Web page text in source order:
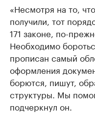
«Несмотря на то,
получили, тот
171 законе, по-
Необходимо
прописан самый
оформления
борются, пишут,
структуры. Мы
подчеркнул он.